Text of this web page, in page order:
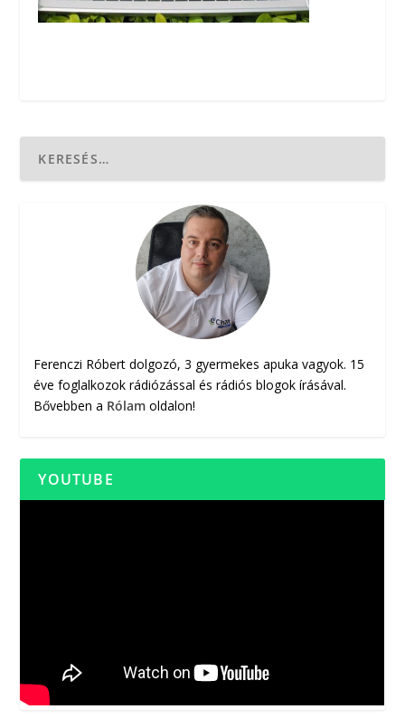
Ferenczi Róbert dolgozó, 3 gyermekes apuka vagyok. 15
éve foglalkozok rádiózással és rádiós blogok írásával.
Bővebben a Rólam oldalon!
YOUTUBE